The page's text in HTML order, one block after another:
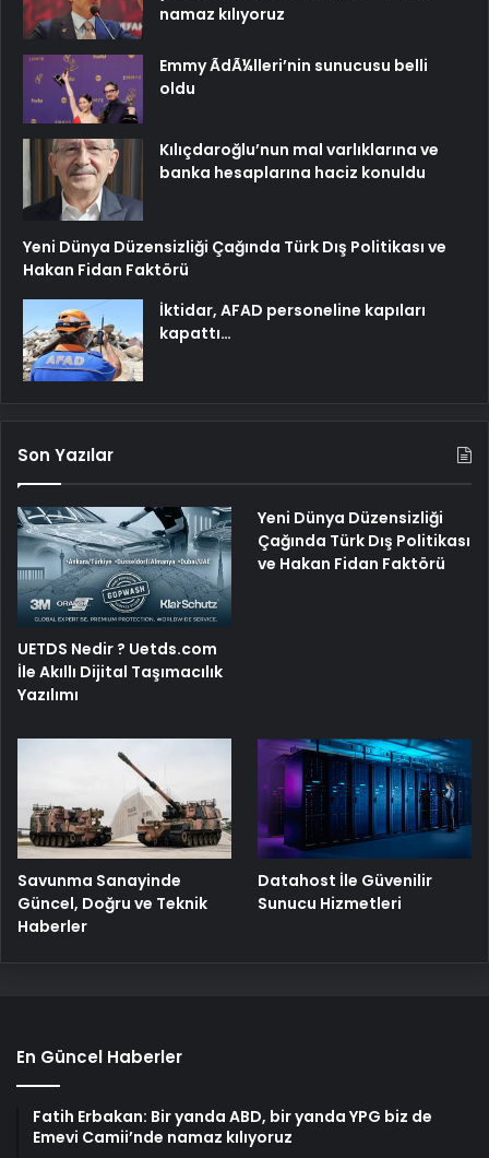
namaz kılıyoruz
Emmy ÃdÃ¼lleri’nin sunucusu belli
oldu
Kılıçdaroğlu’nun mal varlıklarına ve
banka hesaplarına haciz konuldu
Yeni Dünya Düzensizliği Çağında Türk Dış Politikası ve
Hakan Fidan Faktörü
İktidar, AFAD personeline kapıları
kapattı…
Son Yazılar
UETDS Nedir ? Uetds.com
İle Akıllı Dijital Taşımacılık
Yazılımı
Yeni Dünya Düzensizliği
Çağında Türk Dış Politikası
ve Hakan Fidan Faktörü
Savunma Sanayinde
Güncel, Doğru ve Teknik
Haberler
Datahost İle Güvenilir
Sunucu Hizmetleri
En Güncel Haberler
Fatih Erbakan: Bir yanda ABD, bir yanda YPG biz de
Emevi Camii’nde namaz kılıyoruz